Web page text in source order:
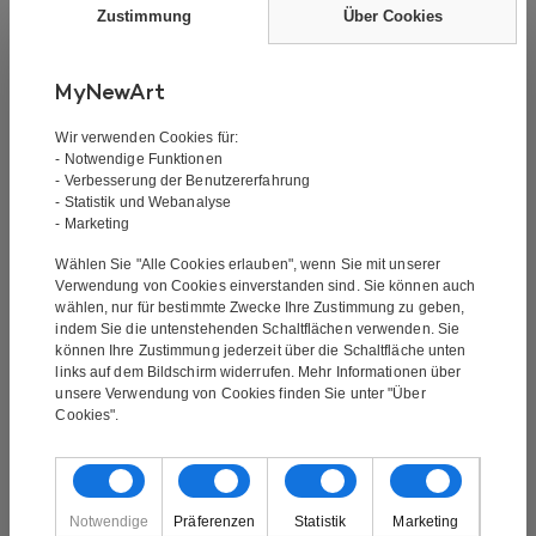
Signatur:Mit Signatur
Technik:Handgemalt
Größe des Gemäldes:
Geliefert auf einem Rahmen. Fertig zum Aufhängen
an der Wand:Ja
Dicke des Rahmens:
Die Lieferung ist kostenlos und das Gemälde wird an
Ihre Adresse geliefert. Sie erhalten vor dem Versand
eine E-Mail mit einer Sendungsverfolgungsnummer.
Das Gemälde ist ein handgemaltes Ölgemälde. Es
handelt sich nicht um einen Druck oder ähnliches,
Zustimmung Über Cookies
MyNewArt
Wir verwenden Cookies für:
- Notwendige Funktionen
- Verbesserung der Benutzererfahrung
- Statistik und Webanalyse
- Marketing
Wählen Sie "Alle Cookies erlauben", wenn Sie mit unserer
Verwendung von Cookies einverstanden sind. Sie können auch
wählen, nur für bestimmte Zwecke Ihre Zustimmung zu geben,
indem Sie die untenstehenden Schaltflächen verwenden. Sie
können Ihre Zustimmung jederzeit über die Schaltfläche unten
links auf dem Bildschirm widerrufen. Mehr Informationen über
unsere Verwendung von Cookies finden Sie unter "Über
Cookies".
Notwendige Präferenzen Statistik Marketing